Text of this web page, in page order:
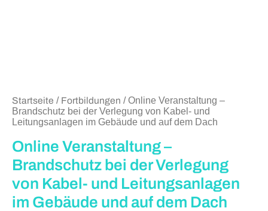
Startseite / Fortbildungen / Online Veranstaltung –
Brandschutz bei der Verlegung von Kabel- und
Leitungsanlagen im Gebäude und auf dem Dach
Online Veranstaltung –
Brandschutz bei der Verlegung
von Kabel- und Leitungsanlagen
im Gebäude und auf dem Dach